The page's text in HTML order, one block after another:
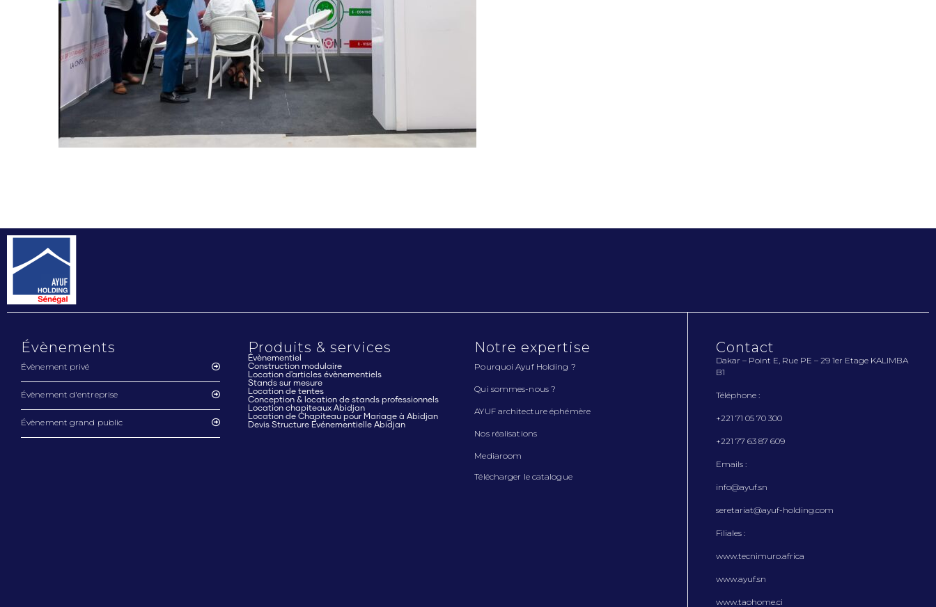
Évènements
Évènement privé
Évènement d'entreprise
Évènement grand public
Produits & services
Évènementiel
Construction modulaire
Location d'articles évènementiels
Stands sur mesure
Location de tentes
Conception & location de stands professionnels
Location chapiteaux Abidjan
Location de Chapiteau pour Mariage à Abidjan
Devis Structure Événementielle Abidjan
Notre expertise
Pourquoi Ayuf Holding ?
Qui sommes-nous ?
AYUF architecture éphémère
Nos réalisations
Mediaroom
Télécharger le catalogue
Contact
Dakar – Point E, Rue PE – 29 1er Etage KALIMBA
B1
Téléphone :
+221 71 05 70 300
+221 77 63 87 609
Emails :
info@ayuf.sn
seretariat@ayuf-holding.com
Filiales :
www.tecnimuro.africa
www.ayuf.sn
www.taohome.ci